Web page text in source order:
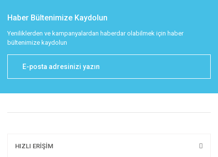
Haber Bültenimize Kaydolun
Yeniliklerden ve kampanyalardan haberdar olabilmek için haber
bültenimize kaydolun
HIZLI ERİŞİM